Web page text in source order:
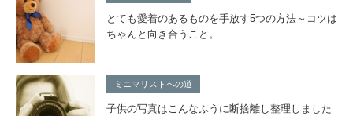
とても愛着のあるものを手放す5つの方法～コツは
ちゃんと向き合うこと。
ミニマリストへの道
子供の写真はこんなふうに断捨離し整理しました